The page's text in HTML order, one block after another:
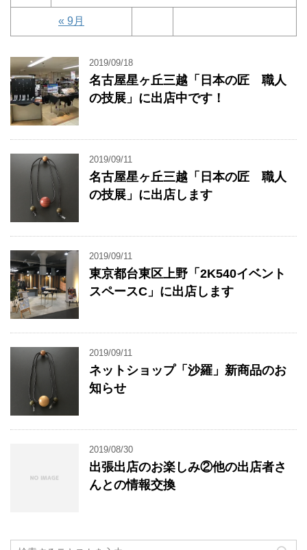
« 9月
2019/09/18
名古屋星ヶ丘三越「日本の匠 職人
の技展」に出店中です！
2019/09/11
名古屋星ヶ丘三越「日本の匠 職人
の技展」に出店します
2019/09/11
東京都台東区上野「2K540イベント
スペースC」に出店します
2019/09/11
ネットショップ「沙羅」新商品のお
知らせ
2019/08/30
出張出店のお楽しみ②他の出店者さ
んとの情報交換